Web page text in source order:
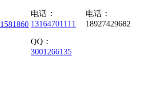
1581860
电话：
13164701111
QQ：
3001266135
电话：
18927429682